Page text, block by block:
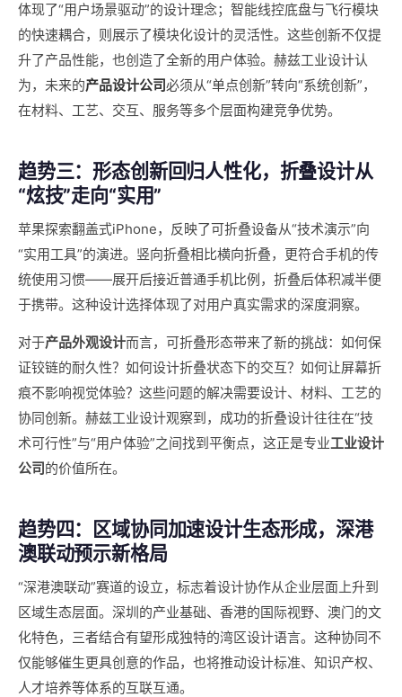
体现了“用户场景驱动”的设计理念；智能线控底盘与飞行模块
的快速耦合，则展示了模块化设计的灵活性。这些创新不仅提
升了产品性能，也创造了全新的用户体验。赫兹工业设计认
为，未来的产品设计公司必须从“单点创新”转向“系统创新”，
在材料、工艺、交互、服务等多个层面构建竞争优势。
趋势三：形态创新回归人性化，折叠设计从
“炫技”走向“实用”
苹果探索翻盖式iPhone，反映了可折叠设备从“技术演示”向
“实用工具”的演进。竖向折叠相比横向折叠，更符合手机的传
统使用习惯——展开后接近普通手机比例，折叠后体积减半便
于携带。这种设计选择体现了对用户真实需求的深度洞察。
对于产品外观设计而言，可折叠形态带来了新的挑战：如何保
证铰链的耐久性？如何设计折叠状态下的交互？如何让屏幕折
痕不影响视觉体验？这些问题的解决需要设计、材料、工艺的
协同创新。赫兹工业设计观察到，成功的折叠设计往往在“技
术可行性”与“用户体验”之间找到平衡点，这正是专业工业设计
公司的价值所在。
趋势四：区域协同加速设计生态形成，深港
澳联动预示新格局
“深港澳联动”赛道的设立，标志着设计协作从企业层面上升到
区域生态层面。深圳的产业基础、香港的国际视野、澳门的文
化特色，三者结合有望形成独特的湾区设计语言。这种协同不
仅能够催生更具创意的作品，也将推动设计标准、知识产权、
人才培养等体系的互联互通。